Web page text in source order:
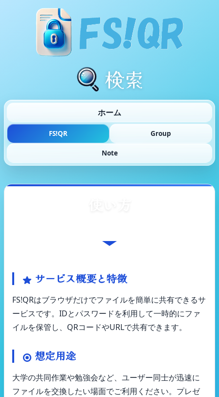
検索
ホーム
FS!QR Group
Note
サービス概要と特徴
FS!QRはブラウザだけでファイルを簡単に共有できるサ
ービスです。IDとパスワードを利用して一時的にファ
イルを保管し、QRコードやURLで共有できます。
想定用途
大学の共同作業や勉強会など、ユーザー同士が迅速に
ファイルを交換したい場面でご利用ください。プレゼ